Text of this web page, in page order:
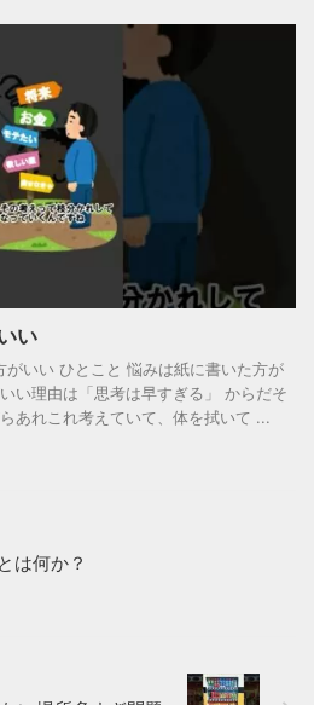
い
いい ひとこと 悩みは紙に書いた方が
い理由は「思考は早すぎる」 からだそ
あれこれ考えていて、体を拭いて ...
は何か？